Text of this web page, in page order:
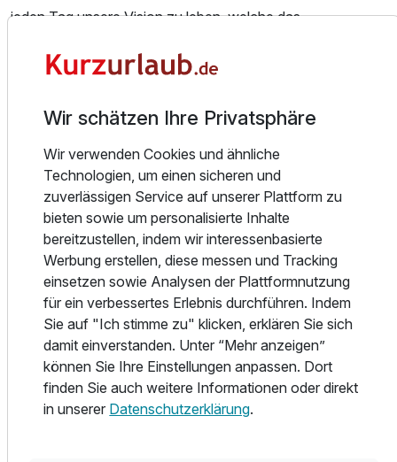
jeden Tag unsere Vision zu leben, welche das
Mitarbeiter in den Mittelpunkt unseres Wirkens stellt.
Ausgezeichnete Gastgeber, die täglich ihre
beweisen, 103 individuelle Zimmer und Suiten, erstklassige
Restaurants & Bars, handgemachte Tagungen und Feste
sowie ein zauberhafter Privatgarten erwarten Sie.
Ihre persönliche Wohlfühlsphäre.
Unsere 103 komfortablen Hotelzimmer und exklusiven
Suiten sind wahre Komfortzonen und
vereinen ein gelungenes Zusammenspiel aus behaglichem
Ambiente und zeitlosem Design. Der Blick geht aus vielen
Zimmern entweder in den Privatgarten des Hotels oder auf
die Dachgärten und verspricht Erholung sowie einen
ruhigen Schlaf.
Wir schätzen Ihre Privatsphäre
Wir verwenden Cookies und ähnliche
Technologien, um einen sicheren und
zuverlässigen Service auf unserer Plattform zu
bieten sowie um personalisierte Inhalte
bereitzustellen, indem wir interessenbasierte
Werbung erstellen, diese messen und Tracking
einsetzen sowie Analysen der Plattformnutzung
für ein verbessertes Erlebnis durchführen. Indem
Sie auf "Ich stimme zu" klicken, erklären Sie sich
damit einverstanden. Unter “Mehr anzeigen”
können Sie Ihre Einstellungen anpassen. Dort
finden Sie auch weitere Informationen oder direkt
in unserer Datenschutzerklärung.